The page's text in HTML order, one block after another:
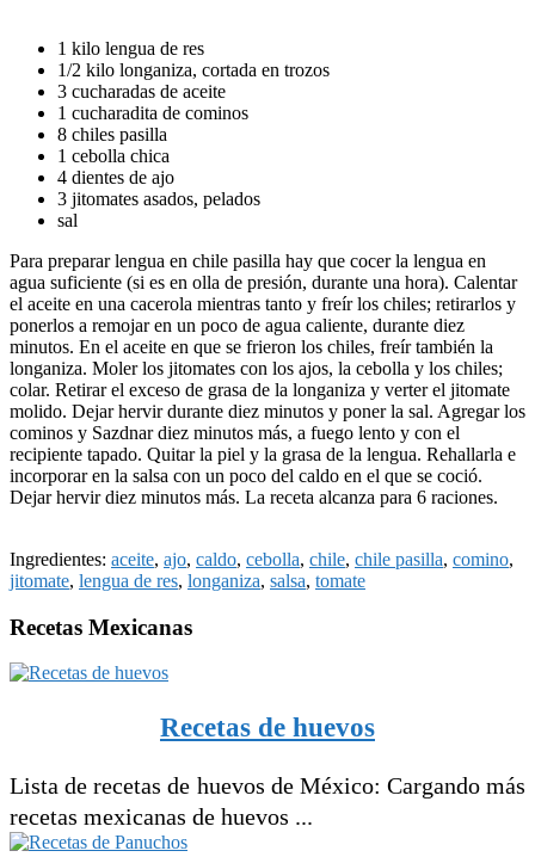
1 kilo lengua de res
1/2 kilo longaniza, cortada en trozos
3 cucharadas de aceite
1 cucharadita de cominos
8 chiles pasilla
1 cebolla chica
4 dientes de ajo
3 jitomates asados, pelados
sal
Para preparar lengua en chile pasilla hay que cocer la lengua en
agua suficiente (si es en olla de presión, durante una hora). Calentar
el aceite en una cacerola mientras tanto y freír los chiles; retirarlos y
ponerlos a remojar en un poco de agua caliente, durante diez
minutos. En el aceite en que se frieron los chiles, freír también la
longaniza. Moler los jitomates con los ajos, la cebolla y los chiles;
colar. Retirar el exceso de grasa de la longaniza y verter el jitomate
molido. Dejar hervir durante diez minutos y poner la sal. Agregar los
cominos y Sazdnar diez minutos más, a fuego lento y con el
recipiente tapado. Quitar la piel y la grasa de la lengua. Rehallarla e
incorporar en la salsa con un poco del caldo en el que se coció.
Dejar hervir diez minutos más. La receta alcanza para 6 raciones.
Ingredientes: aceite, ajo, caldo, cebolla, chile, chile pasilla, comino,
jitomate, lengua de res, longaniza, salsa, tomate
Recetas Mexicanas
Recetas de huevos
Lista de recetas de huevos de México: Cargando más
recetas mexicanas de huevos ...